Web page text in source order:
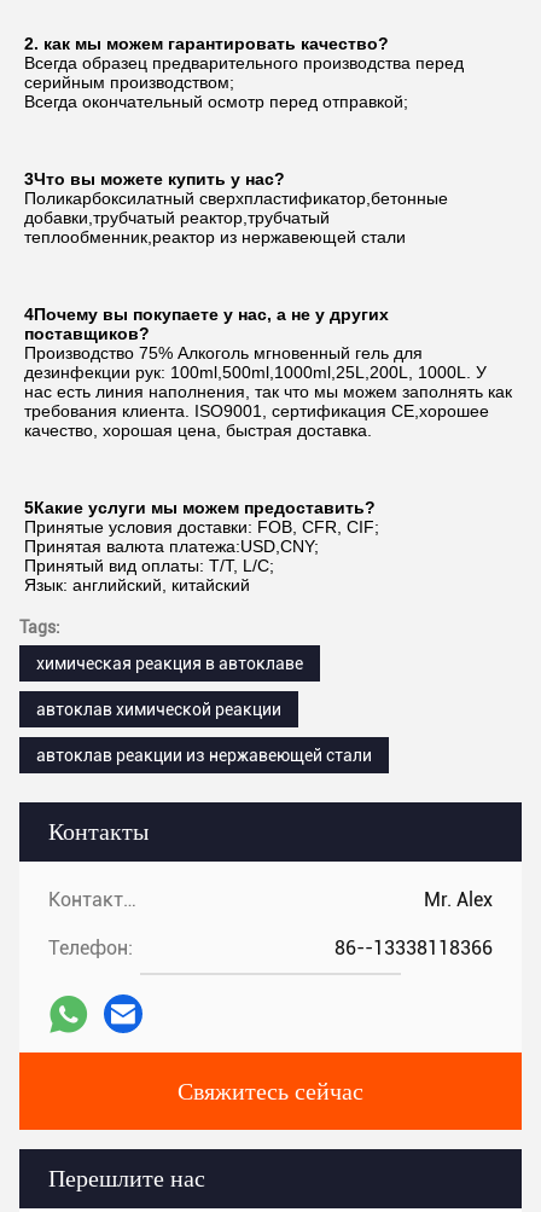
Контакты
Контакты: Mr. Alex
Телефон: 86--13338118366
Свяжитесь сейчас
Перешлите нас
2. как мы можем гарантировать качество?
Всегда образец предварительного производства перед
серийным производством;
Всегда окончательный осмотр перед отправкой;
3Что вы можете купить у нас?
Поликарбоксилатный сверхпластификатор,бетонные
добавки,трубчатый реактор,трубчатый
теплообменник,реактор из нержавеющей стали
4Почему вы покупаете у нас, а не у других
поставщиков?
Производство 75% Алкоголь мгновенный гель для
дезинфекции рук: 100ml,500ml,1000ml,25L,200L, 1000L. У
нас есть линия наполнения, так что мы можем заполнять как
требования клиента. ISO9001, сертификация CE,хорошее
качество, хорошая цена, быстрая доставка.
5Какие услуги мы можем предоставить?
Принятые условия доставки: FOB, CFR, CIF;
Принятая валюта платежа:USD,CNY;
Принятый вид оплаты: T/T, L/C;
Язык: английский, китайский
Tags:
химическая реакция в автоклаве
автоклав химической реакции
автоклав реакции из нержавеющей стали